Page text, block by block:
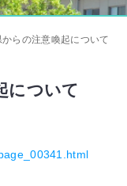
からの注意喚起について
について